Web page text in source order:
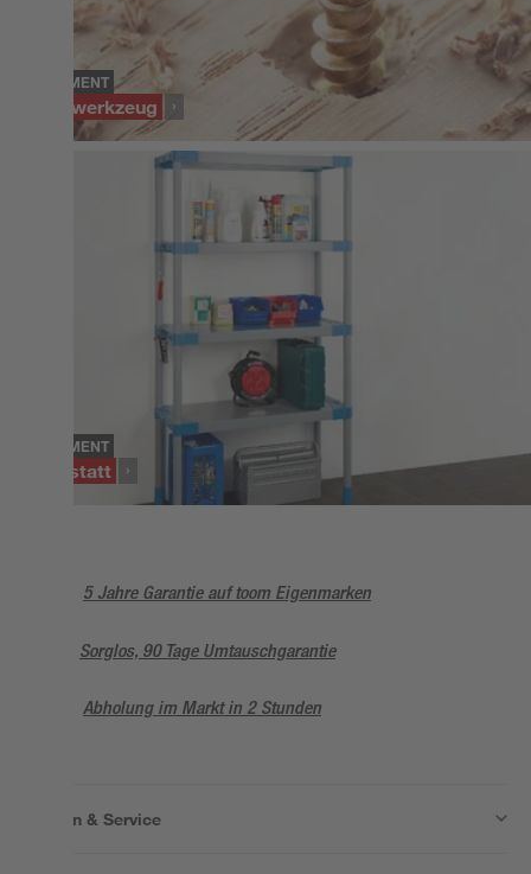
SORTIMENT
Handwerkzeug
SORTIMENT
Werkstatt
5 Jahre Garantie auf toom Eigenmarken
Sorglos, 90 Tage Umtauschgarantie
Abholung im Markt in 2 Stunden
Wissen & Service